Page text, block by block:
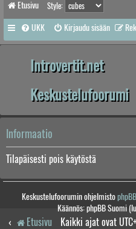
Etusivu Style:
UKK Kirjaudu sisään
Introvertit.net
Keskustelufoorumi
Informaatio
Tilapäisesti pois käytöstä
Keskustelufoorumin ohjelmisto
Käännös: phpBB Suomi
Etusivu Kaikki ajat ovat